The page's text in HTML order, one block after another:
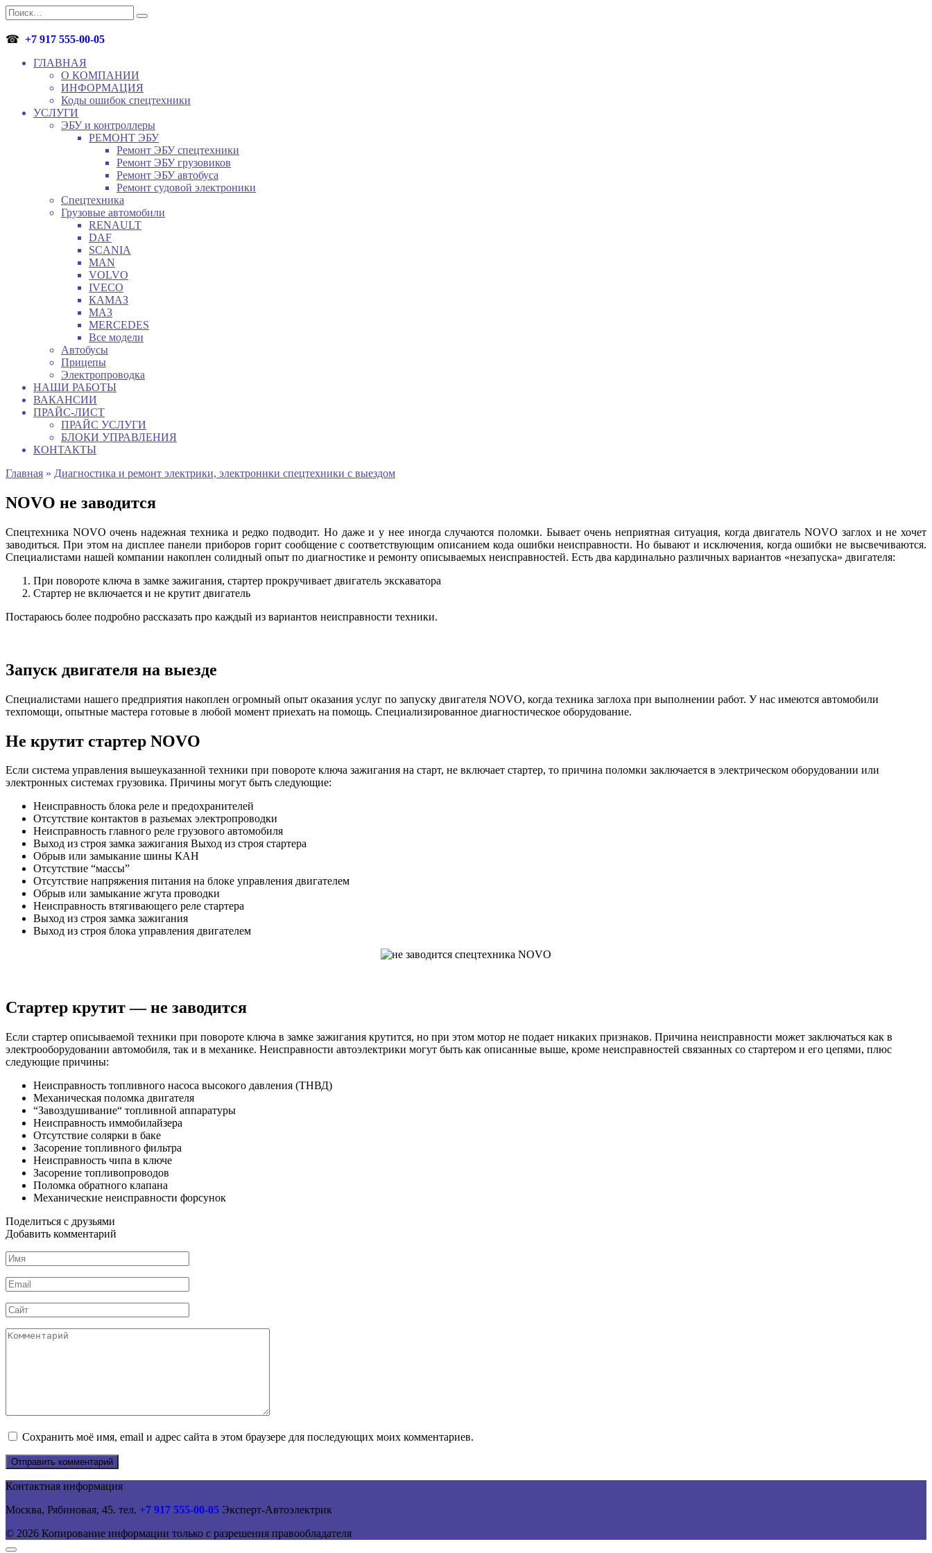
Перейти
к
содержанию
Search
for:
☎ +7 917 555-00-05
ГЛАВНАЯ
О КОМПАНИИ
ИНФОРМАЦИЯ
Коды ошибок спецтехники
УСЛУГИ
ЭБУ и контроллеры
РЕМОНТ ЭБУ
Ремонт ЭБУ спецтехники
Ремонт ЭБУ грузовиков
Ремонт ЭБУ автобуса
Ремонт судовой электроники
Спецтехника
Грузовые автомобили
RENAULT
DAF
SCANIA
MAN
VOLVO
IVECO
КАМАЗ
МАЗ
MERCEDES
Все модели
Автобусы
Прицепы
Электропроводка
НАШИ РАБОТЫ
ВАКАНСИИ
ПРАЙС-ЛИСТ
ПРАЙС УСЛУГИ
БЛОКИ УПРАВЛЕНИЯ
КОНТАКТЫ
Главная » Диагностика и ремонт электрики, электроники спецтехники с выездом
NOVO не заводится
Спецтехника NOVO очень надежная техника и редко подводит. Но даже и у нее иногда случаются поломки. Бывает очень неприятная ситуация, когда двигатель NOVO заглох и не хочет
заводиться. При этом на дисплее панели приборов горит сообщение с соответствующим описанием кода ошибки неисправности. Но бывают и исключения, когда ошибки не высвечиваются.
Специалистами нашей компании накоплен солидный опыт по диагностике и ремонту описываемых неисправностей. Есть два кардинально различных вариантов «незапуска» двигателя:
При повороте ключа в замке зажигания, стартер прокручивает двигатель экскаватора
Стартер не включается и не крутит двигатель
Постараюсь более подробно рассказать про каждый из вариантов неисправности техники.
Запуск двигателя на выезде
Специалистами нашего предприятия накоплен огромный опыт оказания услуг по запуску двигателя NOVO, когда техника заглоха при выполнении работ. У нас имеются автомобили
техпомощи, опытные мастера готовые в любой момент приехать на помощь. Специализированное диагностическое оборудование.
Не крутит стартер NOVO
Если система управления вышеуказанной техники при повороте ключа зажигания на старт, не включает стартер, то причина поломки заключается в электрическом оборудовании или
электронных системах грузовика. Причины могут быть следующие:
Неисправность блока реле и предохранителей
Отсутствие контактов в разъемах электропроводки
Неисправность главного реле грузового автомобиля
Выход из строя замка зажигания Выход из строя стартера
Обрыв или замыкание шины КАН
Отсутствие “массы”
Отсутствие напряжения питания на блоке управления двигателем
Обрыв или замыкание жгута проводки
Неисправность втягивающего реле стартера
Выход из строя замка зажигания
Выход из строя блока управления двигателем
Стартер крутит — не заводится
Если стартер описываемой техники при повороте ключа в замке зажигания крутится, но при этом мотор не подает никаких признаков. Причина неисправности может заключаться как в
электрооборудовании автомобиля, так и в механике. Неисправности автоэлектрики могут быть как описанные выше, кроме неисправностей связанных со стартером и его цепями, плюс
следующие причины:
Неисправность топливного насоса высокого давления (ТНВД)
Механическая поломка двигателя
“Завоздушивание“ топливной аппаратуры
Неисправность иммобилайзера
Отсутствие солярки в баке
Засорение топливного фильтра
Неисправность чипа в ключе
Засорение топливопроводов
Поломка обратного клапана
Механические неисправности форсунок
Поделиться с друзьями
Добавить комментарий
Имя
*
Email
*
Сайт
Комментарий
Сохранить моё имя, email и адрес сайта в этом браузере для последующих моих комментариев.
Контактная информация
Москва, Рябиновая, 45. тел. +7 917 555-00-05 Эксперт-Автоэлектрик
© 2026 Копирование информации только с разрешения правообладателя